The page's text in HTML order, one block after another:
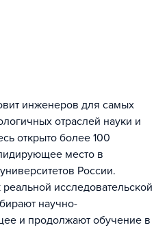
инженеров для самых
отраслей науки и
открыто более 100
место в
России.
исследовательской
научно-
и продолжают обучение в